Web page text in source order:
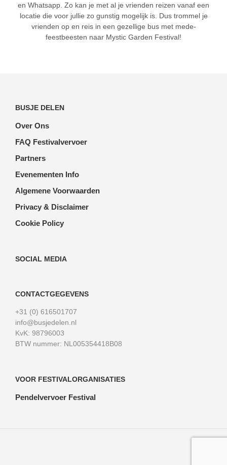
en Whatsapp. Zo kan je met al je vrienden reizen vanaf een
locatie die voor jullie zo gunstig mogelijk is. Dus trommel je
vrienden op en reis in een gezellige bus met mede-
feestbeesten naar Mystic Garden Festival!
BUSJE DELEN
Over Ons
FAQ Festivalvervoer
Partners
Evenementen Info
Algemene Voorwaarden
Privacy & Disclaimer
Cookie Policy
SOCIAL MEDIA
CONTACTGEGEVENS
+31 (0) 616501707
info@busjedelen.nl
KvK: 98796003
BTW nummer: NL005354418B08
VOOR FESTIVALORGANISATIES
Pendelvervoer Festival